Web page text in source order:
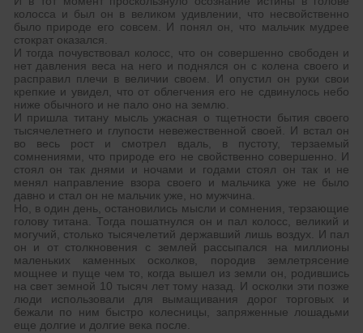
колосса и был он в великом удивлении, что несвойственно
было природе его совсем. И понял он, что мальчик мудрее
стократ оказался.
И тогда почувствовал колосс, что он совершенно свободен и
нет давления веса на него и поднялся он с колена своего и
расправил плечи в величии своем. И опустил он руки свои
крепкие и увидел, что от облегчения его не сдвинулось небо
ниже обычного и не пало оно на землю.
И пришла титану мысль ужасная о тщетности бытия своего
тысячелетнего и глупости невежественной своей. И встал он
во весь рост и смотрел вдаль, в пустоту, терзаемый
сомнениями, что природе его не свойственно совершенно. И
стоял он так днями и ночами и годами стоял он так и не
менял направление взора своего и мальчика уже не было
давно и стал он не мальчик уже, но мужчина.
Но, в один день, остановились мысли и сомнения, терзающие
голову титана. Тогда пошатнулся он и пал колосс, великий и
могучий, столько тысячелетий державший лишь воздух. И пал
он и от столкновения с землей рассыпался на миллионы
маленьких каменных осколков, породив землетрясение
мощнее и пуще чем то, когда вышел из земли он, родившись
на свет земной 10 тысяч лет тому назад. И осколки эти позже
люди использовали для вымащивания дорог торговых и
бежали по ним быстро колесницы, запряженные лошадьми
еще долгие и долгие века после.